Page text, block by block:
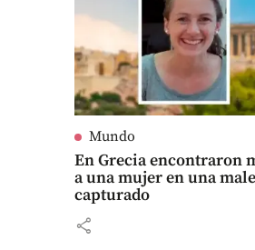
Mundo
En Grecia encontraron
a una mujer en una
capturado
share